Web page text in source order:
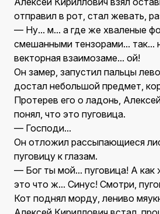
отправил в рот, стал жевать,
— Ну... м... а где же хваленые
смешанными тензорами... так...
векторная взаимозаме... ой!
Он замер, запустил пальцы
достал небольшой предмет,
Протерев его о ладонь,
понял, что это пуговица.
— Господи...
Он отложил рассыпающиеся
пуговицу к глазам.
— Бог ты мой... пуговица! А как
это что ж... Синус! Смотри,
Кот поднял морду, лениво